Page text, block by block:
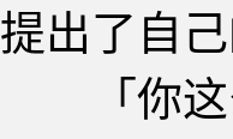
提出了自
「你这